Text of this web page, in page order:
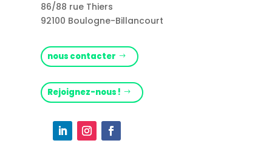
86/88 rue Thiers
92100 Boulogne-Billancourt
nous contacter
Rejoignez-nous !